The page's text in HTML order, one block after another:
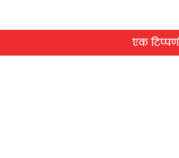
एक